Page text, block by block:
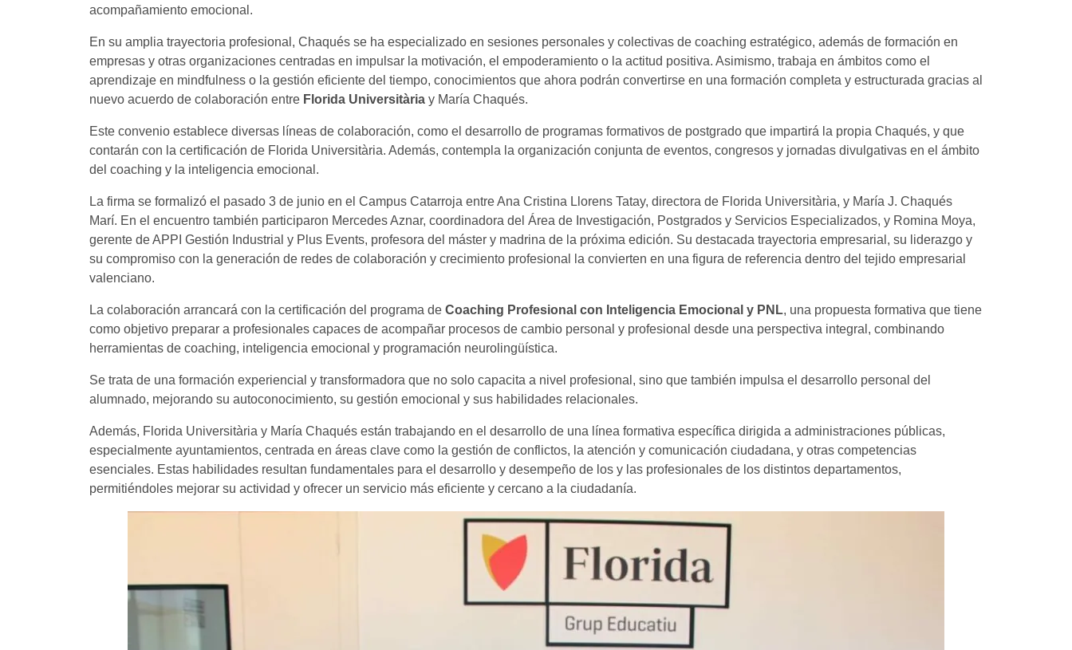
acompañamiento emocional.
En su amplia trayectoria profesional, Chaqués se ha especializado en sesiones personales y colectivas de coaching estratégico, además de formación en
empresas y otras organizaciones centradas en impulsar la motivación, el empoderamiento o la actitud positiva. Asimismo, trabaja en ámbitos como el
aprendizaje en mindfulness o la gestión eficiente del tiempo, conocimientos que ahora podrán convertirse en una formación completa y estructurada gracias al
nuevo acuerdo de colaboración entre Florida Universitària y María Chaqués.
Este convenio establece diversas líneas de colaboración, como el desarrollo de programas formativos de postgrado que impartirá la propia Chaqués, y que
contarán con la certificación de Florida Universitària. Además, contempla la organización conjunta de eventos, congresos y jornadas divulgativas en el ámbito
del coaching y la inteligencia emocional.
La firma se formalizó el pasado 3 de junio en el Campus Catarroja entre Ana Cristina Llorens Tatay, directora de Florida Universitària, y María J. Chaqués
Marí. En el encuentro también participaron Mercedes Aznar, coordinadora del Área de Investigación, Postgrados y Servicios Especializados, y Romina Moya,
gerente de APPI Gestión Industrial y Plus Events, profesora del máster y madrina de la próxima edición. Su destacada trayectoria empresarial, su liderazgo y
su compromiso con la generación de redes de colaboración y crecimiento profesional la convierten en una figura de referencia dentro del tejido empresarial
valenciano.
La colaboración arrancará con la certificación del programa de Coaching Profesional con Inteligencia Emocional y PNL, una propuesta formativa que tiene
como objetivo preparar a profesionales capaces de acompañar procesos de cambio personal y profesional desde una perspectiva integral, combinando
herramientas de coaching, inteligencia emocional y programación neurolingüística.
Se trata de una formación experiencial y transformadora que no solo capacita a nivel profesional, sino que también impulsa el desarrollo personal del
alumnado, mejorando su autoconocimiento, su gestión emocional y sus habilidades relacionales.
Además, Florida Universitària y María Chaqués están trabajando en el desarrollo de una línea formativa específica dirigida a administraciones públicas,
especialmente ayuntamientos, centrada en áreas clave como la gestión de conflictos, la atención y comunicación ciudadana, y otras competencias
esenciales. Estas habilidades resultan fundamentales para el desarrollo y desempeño de los y las profesionales de los distintos departamentos,
permitiéndoles mejorar su actividad y ofrecer un servicio más eficiente y cercano a la ciudadanía.